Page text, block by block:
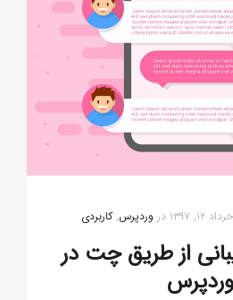
خرداد ۱۲, ۱۳۹۷ در وردپرس,کاربردی
از طریق چت در
وردپرس